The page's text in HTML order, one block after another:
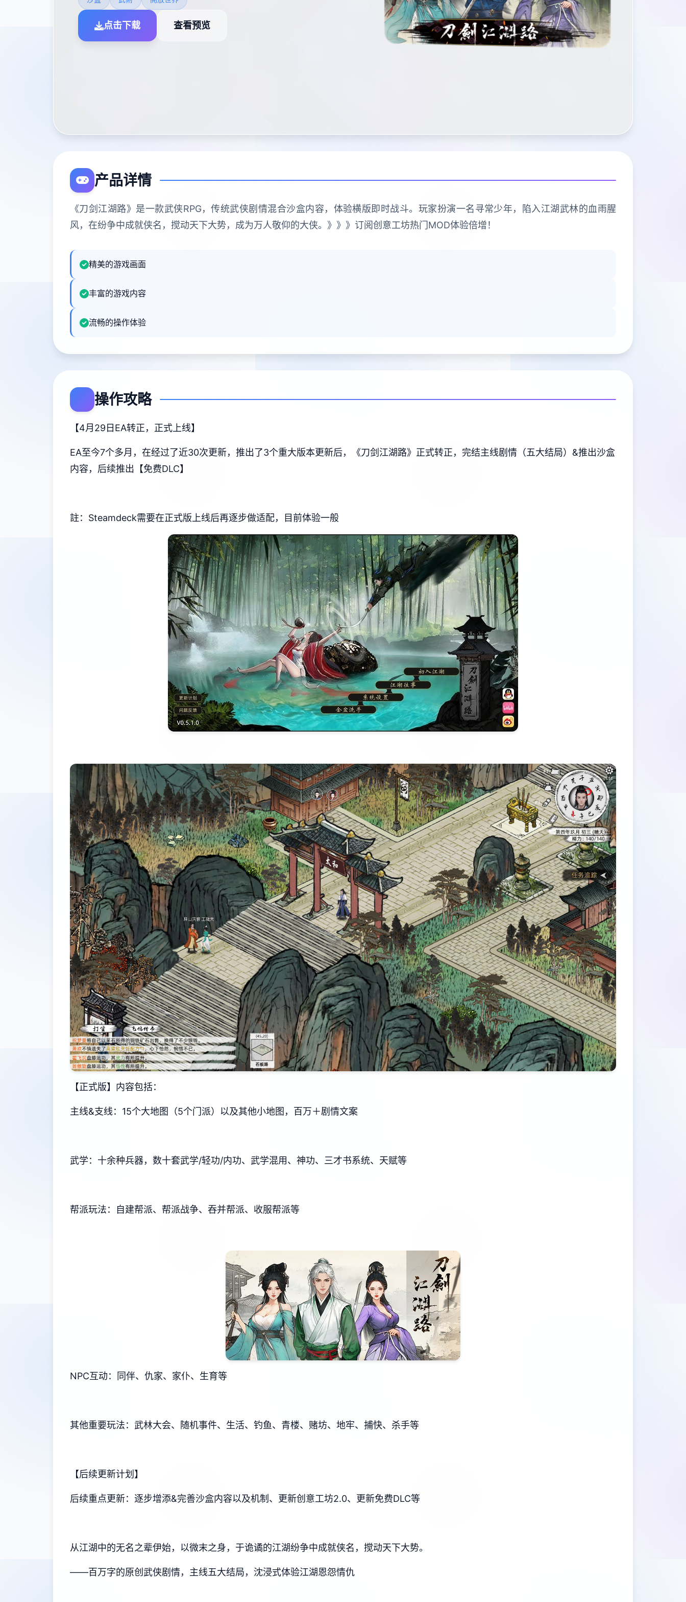
点击下载 查看预览
产品详情
《刀剑江湖路》是一款武侠RPG，传统武侠剧情混合沙盒内容，体验横版即时战斗。玩家扮演一名寻常少年，陷入江湖武林的血雨腥
风，在纷争中成就侠名，搅动天下大势，成为万人敬仰的大侠。》》》订阅创意工坊热门MOD体验倍增！
精美的游戏画面
丰富的游戏内容
流畅的操作体验
操作攻略
【4月29日EA转正，正式上线】
EA至今7个多月，在经过了近30次更新，推出了3个重大版本更新后，《刀剑江湖路》正式转正，完结主线剧情（五大结局）&推出沙盒
内容，后续推出【免费DLC】
註：Steamdeck需要在正式版上线后再逐步做适配，目前体验一般
【正式版】内容包括：
主线&支线：15个大地图（5个门派）以及其他小地图，百万＋剧情文案
武学：十余种兵器，数十套武学/轻功/内功、武学混用、神功、三才书系统、天赋等
帮派玩法：自建帮派、帮派战争、吞并帮派、收服帮派等
NPC互动：同伴、仇家、家仆、生育等
其他重要玩法：武林大会、随机事件、生活、钓鱼、青楼、赌坊、地牢、捕快、杀手等
【后续更新计划】
后续重点更新：逐步增添&完善沙盒内容以及机制、更新创意工坊2.0、更新免费DLC等
从江湖中的无名之辈伊始，以微末之身，于诡谲的江湖纷争中成就侠名，搅动天下大势。
——百万字的原创武侠剧情，主线五大结局，沈浸式体验江湖恩怨情仇